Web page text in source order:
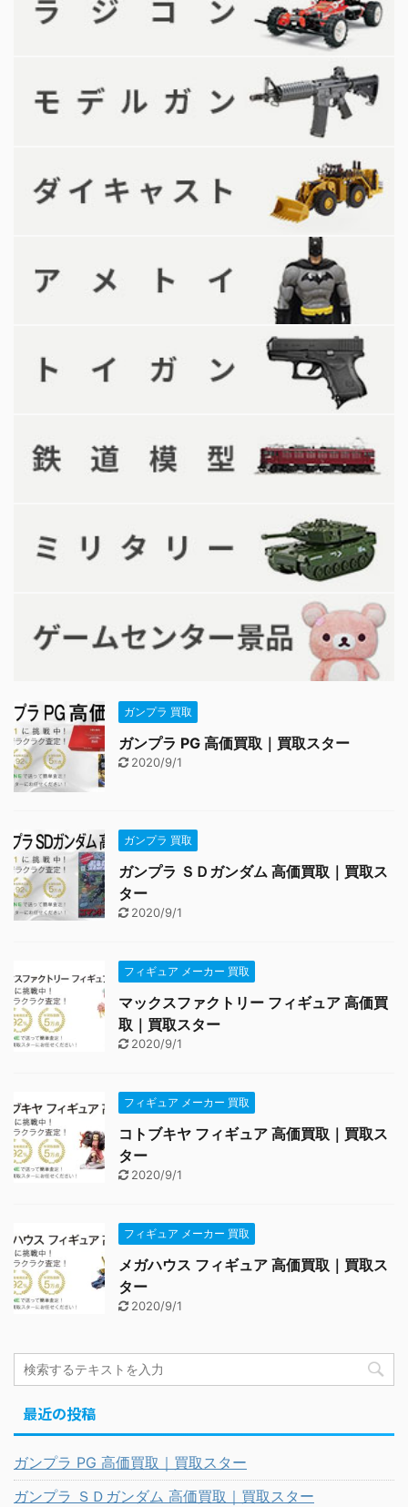
ガンプラ 買取
ガンプラ PG 高価買取｜買取スター
2020/9/1
ガンプラ 買取
ガンプラ ＳＤガンダム 高価買取｜買取ス
ター
2020/9/1
フィギュア メーカー 買取
マックスファクトリー フィギュア 高価買
取｜買取スター
2020/9/1
フィギュア メーカー 買取
コトブキヤ フィギュア 高価買取｜買取ス
ター
2020/9/1
フィギュア メーカー 買取
メガハウス フィギュア 高価買取｜買取ス
ター
2020/9/1
最近の投稿
ガンプラ PG 高価買取｜買取スター
ガンプラ ＳＤガンダム 高価買取｜買取スター